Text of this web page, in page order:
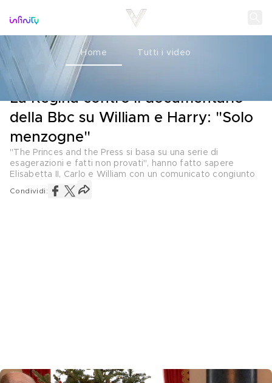
Home Tutti i video
ROYALS
La Regina contro il documentario
della Bbc su William e Harry: "Solo
menzogne"
"The Princes and the Press si basa su una serie di
esagerazioni e fatti non provati", hanno fatto sapere
Elisabetta II, Carlo e William con un comunicato congiunto
Condividi: